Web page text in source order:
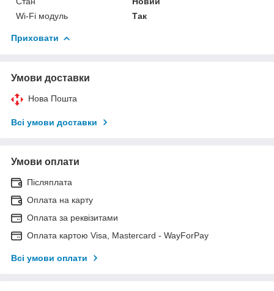
Wi-Fi модуль
Так
Приховати
Умови доставки
Нова Пошта
Всі умови доставки
Умови оплати
Післяплата
Оплата на карту
Оплата за реквізитами
Оплата картою Visa, Mastercard - WayForPay
Всі умови оплати